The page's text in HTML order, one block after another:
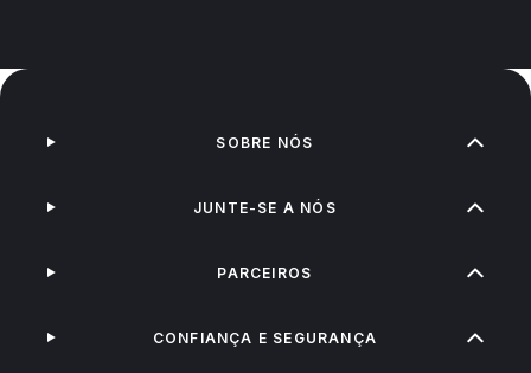
SOBRE NÓS
JUNTE-SE A NÓS
PARCEIROS
CONFIANÇA E SEGURANÇA